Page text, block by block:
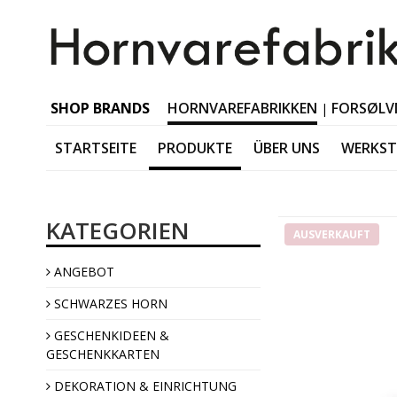
SHOP BRANDS HORNVAREFABRIKKEN |
STARTSEITE PRODUKTE
Schwarzes Horn
Schwarzes Horn
ÜBER UNS
KATEGORIEN
ANGEBOT
SCHWARZES HORN
GESCHENKIDEEN &
GESCHENKKARTEN
DEKORATION & EINRICHTUNG
AUSVERKAUFT